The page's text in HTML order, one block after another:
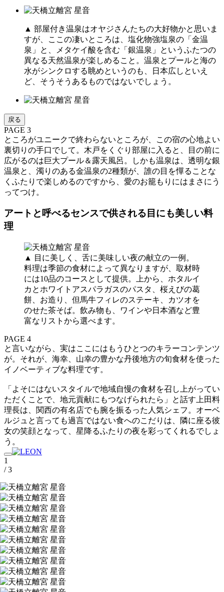
▲ 部屋付き温泉はオヤジさんたちの大好物かと思いま
すが、ここの凄いところは、塩化物強塩泉の「金温
泉」と、メタケイ酸を含む「銀温泉」というふたつの
異なる天然温泉が楽しめること。温泉とプールと海の
水がシンクロする眺めというのも、日本広しといえ
ど、そうそうあるものではないでしょう。
戻る
PAGE 3
ところがユニークで終わらないところが、この宿の心地よい
裏切りの手口でして。木戸をくぐり部屋に入ると、目の前に
広がるのは巨大プール＆露天風呂。しかも温泉は、透明な銀
温泉と、濁りのある金温泉の2種類が、誰の目を憚ることな
くふたりで楽しめるのですから、愛のお籠もりにはまさにう
ってつけ。
アートと呼べるセンスで供される目にも美しい料
理
▲
目に美しく、舌に美味しい夜の献立の一例。
料理は季節の食材によって異なりますが、取材時
には10品のコースとして提供。上から、ホタルイ
カとホワイトアスパラガスのパスタ、桜えびの葛
餅、お造り、但馬牛フィレのステーキ、カツオを
のせた茶そば。飲み物も、ワインや日本酒など豊
富なリストから選べます。
PAGE 4
と言いながら、実はここにはもうひとつのキラーコンテンツ
が。それが、海幸、山幸の豊かな丹後地方の旬食材を使った
イノベーティブな料理です。
「よそにはないスタイルで地域自慢の食材を召し上がってい
ただくことで、地元貢献にもつなげられたら」と話す上田料
理長は、関西の有名店でも腕を振るった人気シェフ。オーベ
ルジュと言っても過言ではない食へのこだりは、隣に座る彼
女の笑顔となって、星降るふたりの夜を彩ってくれるでしょ
う。
1
/ 3